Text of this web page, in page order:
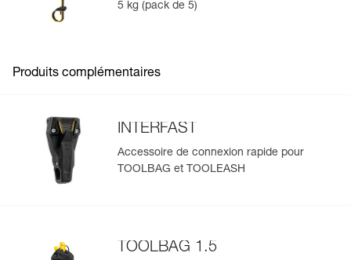
5 kg (pack de 5)
Produits complémentaires
INTERFAST
Accessoire de connexion rapide pour
TOOLBAG et TOOLEASH
TOOLBAG 1.5